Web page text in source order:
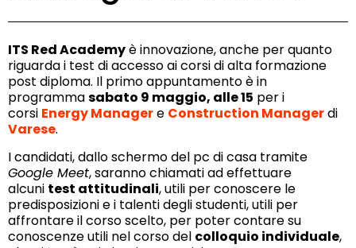
ITS Red Academyè innovazione, anche per quanto
riguarda i test di accesso ai corsi di alta formazione
post diploma. Il primo appuntamento è in
programmasabato 9 maggio, alle 15 per i
corsi Energy Managere Construction Managerdi
Varese.
I candidati, dallo schermo del pc di casa tramite
Google Meet, saranno chiamati ad effettuare
alcuni test attitudinali, utili per conoscere le
predisposizioni e i talenti degli studenti, utili per
affrontare il corso scelto, per poter contare su
conoscenze utili nel corso del colloquio individuale,